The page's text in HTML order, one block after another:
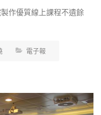
作優質線上課程不遺餘
電子報